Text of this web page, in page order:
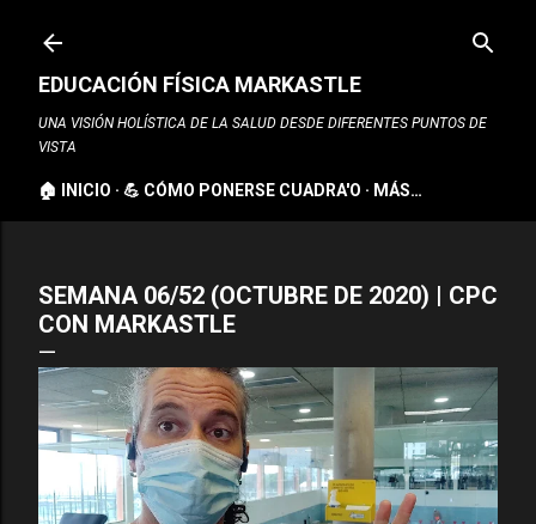
EDUCACIÓN FÍSICA MARKASTLE
UNA VISIÓN HOLÍSTICA DE LA SALUD DESDE DIFERENTES PUNTOS DE
VISTA
🏠 INICIO 💪 CÓMO PONERSE CUADRA'O MÁS…
SEMANA 06/52 (OCTUBRE DE 2020) | CPC
CON MARKASTLE